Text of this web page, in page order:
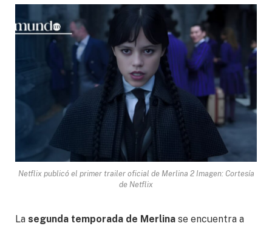
Netflix publicó el primer trailer oficial de Merlina 2 Imagen: Cortesía
de Netflix
La segunda temporada de Merlina se encuentra a